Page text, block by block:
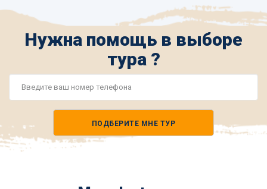
Нужна помощь в выборе
тура ?
ПОДБЕРИТЕ МНЕ ТУР